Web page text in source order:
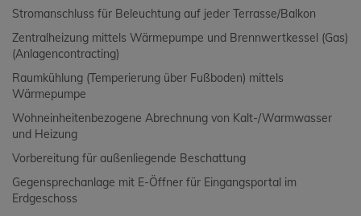
Stromanschluss für Beleuchtung auf jeder Terrasse/Balkon
Zentralheizung mittels Wärmepumpe und Brennwertkessel (Gas)
(Anlagencontracting)
Raumkühlung (Temperierung über Fußboden) mittels
Wärmepumpe
Wohneinheitenbezogene Abrechnung von Kalt-/Warmwasser
und Heizung
Vorbereitung für außenliegende Beschattung
Gegensprechanlage mit E-Öffner für Eingangsportal im
Erdgeschoss